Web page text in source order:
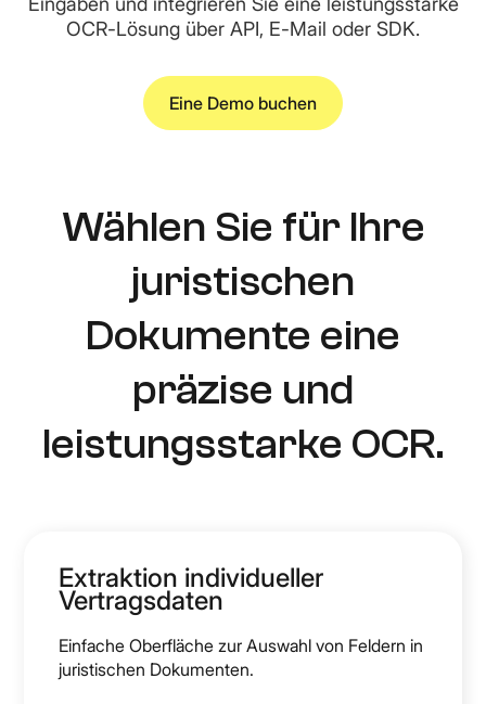
OCR-Lösung über API, E-Mail oder SDK.
Eine Demo buchen
Wählen Sie für Ihre
juristischen
Dokumente eine
präzise und
leistungsstarke OCR.
Extraktion individueller
Vertragsdaten
Einfache Oberfläche zur Auswahl von Feldern in
juristischen Dokumenten.